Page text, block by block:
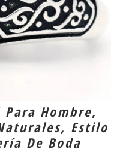
Hombre,
Estilo
De Boda